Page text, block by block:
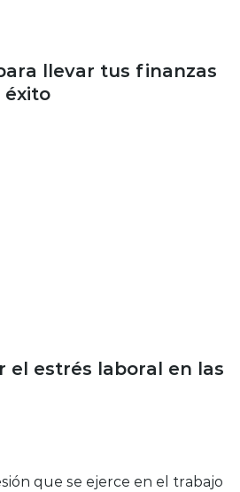
llevar tus finanzas
éxito
el estrés laboral en las
que se ejerce en el trabajo